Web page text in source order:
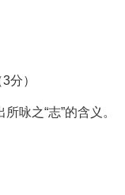
分）
咏之“志”的含义。